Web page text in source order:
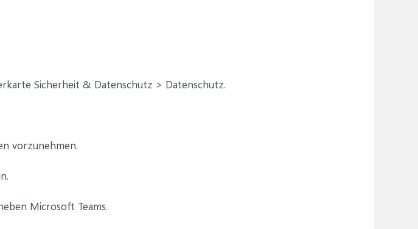
Sicherheit & Datenschutz > Datenschutz.
vorzunehmen.
Microsoft Teams.